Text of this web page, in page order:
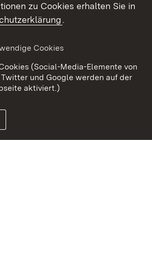
Datenschutz
Cookies
zu Cookies erhalten Sie in
.
Cookies
(Social-Media-Elemente von
und Google werden auf der
aktiviert.)